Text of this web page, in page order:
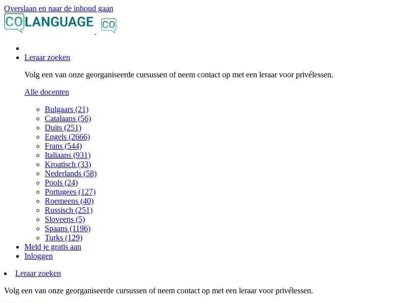
Overslaan en naar de inhoud gaan
Leraar zoeken
Volg een van onze georganiseerde cursussen of neem contact op met een leraar voor privélessen.
Alle docenten
Bulgaars (21)
Catalaans (56)
Duits (251)
Engels (2666)
Frans (544)
Italiaans (931)
Kroatisch (33)
Nederlands (58)
Pools (24)
Portugees (127)
Roemeens (40)
Russisch (251)
Sloveens (5)
Spaans (1196)
Turks (129)
Meld je gratis aan
Inloggen
Leraar zoeken
Volg een van onze georganiseerde cursussen of neem contact op met een leraar voor privélessen.